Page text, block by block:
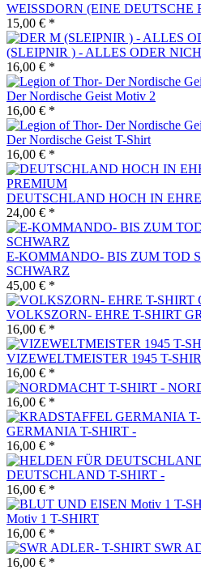
WEISSDORN (EINE DEUTSCHE
15,00 € *
(SLEIPNIR ) - ALLES ODER
16,00 € *
Der Nordische Geist Motiv 2
16,00 € *
Der Nordische Geist T-Shirt
16,00 € *
DEUTSCHLAND HOCH IN
24,00 € *
E-KOMMANDO- BIS ZUM TOD
SCHWARZ
45,00 € *
VOLKSZORN- EHRE T-SHIRT
16,00 € *
VIZEWELTMEISTER 1945 T-
16,00 € *
16,00 € *
GERMANIA T-SHIRT -
16,00 € *
DEUTSCHLAND T-SHIRT -
16,00 € *
Motiv 1 T-SHIRT
16,00 € *
SWR
16,00 € *